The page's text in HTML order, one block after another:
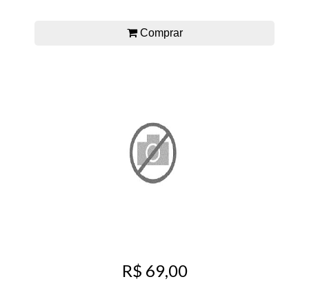
Comprar
R$ 69,00